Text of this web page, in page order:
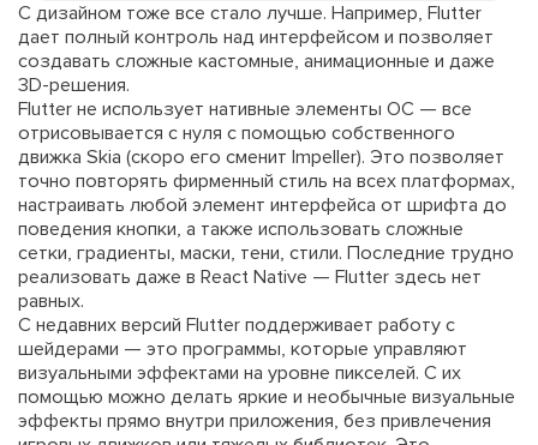
С дизайном тоже все стало лучше. Например, Flutter
дает полный контроль над интерфейсом и позволяет
создавать сложные кастомные, анимационные и даже
3D-решения.
Flutter не использует нативные элементы ОС — все
отрисовывается с нуля с помощью собственного
движка Skia (скоро его сменит Impeller). Это позволяет
точно повторять фирменный стиль на всех платформах,
настраивать любой элемент интерфейса от шрифта до
поведения кнопки, а также использовать сложные
сетки, градиенты, маски, тени, стили. Последние трудно
реализовать даже в React Native — Flutter здесь нет
равных.
С недавних версий Flutter поддерживает работу с
шейдерами — это программы, которые управляют
визуальными эффектами на уровне пикселей. С их
помощью можно делать яркие и необычные визуальные
эффекты прямо внутри приложения, без привлечения